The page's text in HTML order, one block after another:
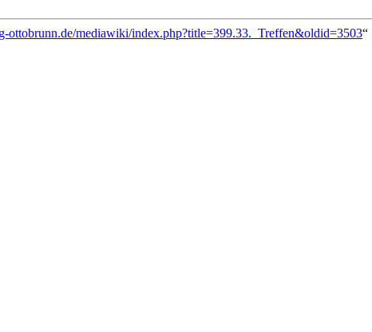
ottobrunn.de/mediawiki/index.php?title=399.33._Treffen&oldid=3503“